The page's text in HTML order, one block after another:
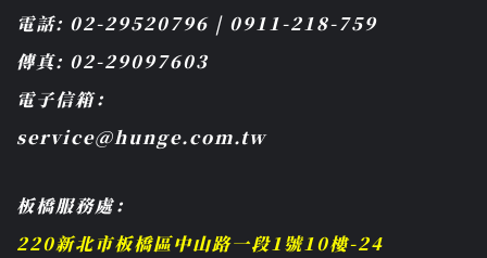
電話: 02-29520796 | 0911-218-759
傳真: 02-29097603
電子信箱：
service@hunge.com.tw
板橋服務處：
220新北市板橋區中山路一段1號10樓-24